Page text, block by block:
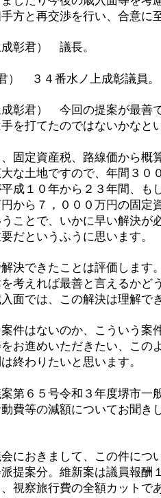
方と再交渉を行い、合意に
彰君） 議長。
） ３４番水ノ上成彰議員。
彰君） 今回の提案が最善
を打てたのではないかなと
固定資産税、路線価から概
な土地ですので、年間３０
成１０年から２３年間、も
から７，０００万円の固定
ことで、いかに早い解決が
だというふうに思います。
決できたことは評価します
考えれば最善と言えるかど
面では、この解決は理解で
件はないのか、こういう案
お進めいただきたい、この
終わりたいと思います。
第６５号令和３年度堺市一
費等の減額についてお聞き
におきまして、この件につ
提案分。維新案は議員報酬
視察旅行費の全額カットで